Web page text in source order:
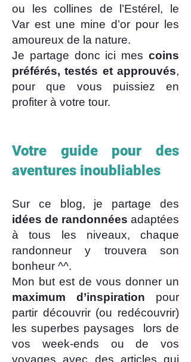
ou les collines de l’Estérel, le
Var est une mine d’or pour les
amoureux de la nature.
Je partage donc ici mes coins
préférés, testés et approuvés,
pour que vous puissiez en
profiter à votre tour.
Votre guide pour des
aventures inoubliables
Sur ce blog, je partage des
idées de randonnées adaptées
à tous les niveaux, chaque
randonneur y trouvera son
bonheur ^^.
Mon but est de vous donner un
maximum d’inspiration pour
partir découvrir (ou redécouvrir)
les superbes paysages lors de
vos week-ends ou de vos
voyages avec des articles qui